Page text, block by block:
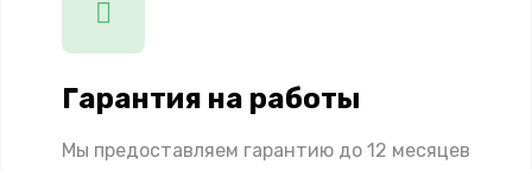
Гарантия на работы
Мы предоставляем гарантию до 12 месяцев